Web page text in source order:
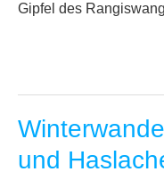
Gipfel des
und